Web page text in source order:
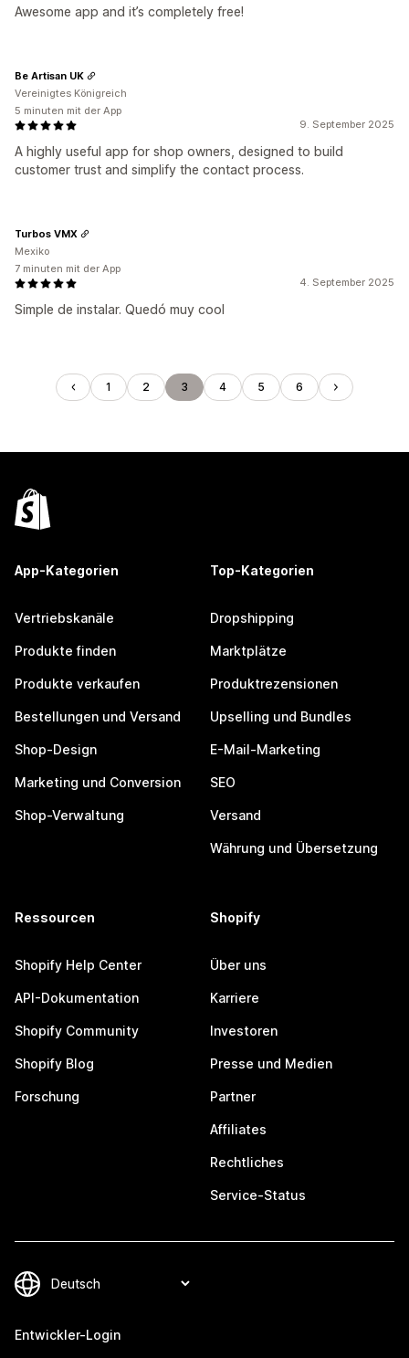
Awesome app and it’s completely free!
9. September 2025
A highly useful app for shop owners, designed to build
customer trust and simplify the contact process.
Be Artisan UK
Vereinigtes Königreich
5 minuten mit der App
4. September 2025
Simple de instalar. Quedó muy cool
Turbos VMX
Mexiko
7 minuten mit der App
1 2 3 4 5 6
App-Kategorien
Vertriebskanäle
Produkte finden
Produkte verkaufen
Bestellungen und Versand
Shop-Design
Marketing und Conversion
Shop-Verwaltung
Top-Kategorien
Dropshipping
Marktplätze
Produktrezensionen
Upselling und Bundles
E-Mail-Marketing
SEO
Versand
Währung und Übersetzung
Ressourcen
Shopify Help Center
API-Dokumentation
Shopify Community
Shopify Blog
Forschung
Shopify
Über uns
Karriere
Investoren
Presse und Medien
Partner
Affiliates
Rechtliches
Service-Status
Entwickler-Login